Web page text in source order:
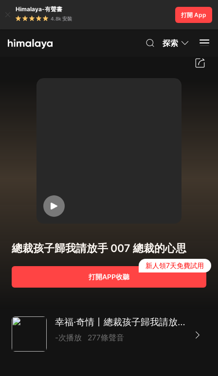
Himalaya-有聲書
4.8k 安裝
打開 App
探索
總裁孩子歸我請放手 007 總裁的心思
打開APP收聽
新人領7天免費試用
幸福·奇情丨總裁孩子歸我請放手
-次播放 277條聲音